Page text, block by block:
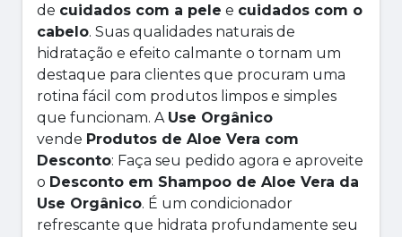
de cuidados com a pele e cuidados com o
cabelo. Suas qualidades naturais de
hidratação e efeito calmante o tornam um
destaque para clientes que procuram uma
rotina fácil com produtos limpos e simples
que funcionam. A Use Orgânico
vende Produtos de Aloe Vera com
Desconto: Faça seu pedido agora e aproveite
o Desconto em Shampoo de Aloe Vera da
Use Orgânico. É um condicionador
refrescante que hidrata profundamente seu